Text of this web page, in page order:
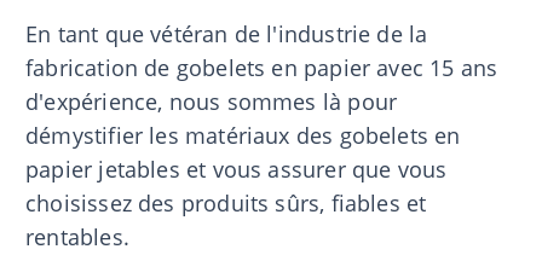
En tant que vétéran de l'industrie de la
fabrication de gobelets en papier avec 15 ans
d'expérience, nous sommes là pour
démystifier les matériaux des gobelets en
papier jetables et vous assurer que vous
choisissez des produits sûrs, fiables et
rentables.